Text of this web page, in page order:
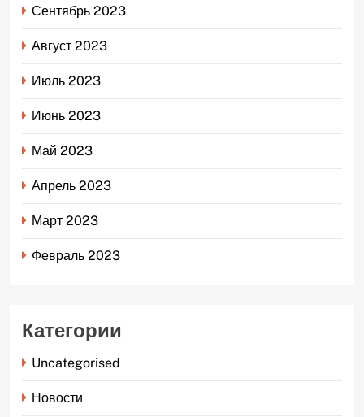
Сентябрь 2023
Август 2023
Июль 2023
Июнь 2023
Май 2023
Апрель 2023
Март 2023
Февраль 2023
Категории
Uncategorised
Новости